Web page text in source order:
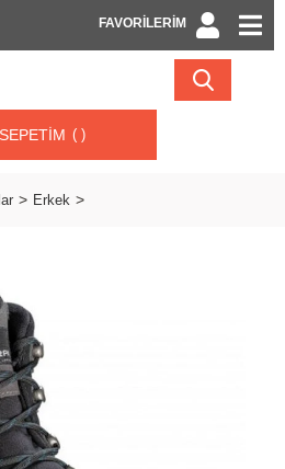
FAVORİLERİM
SEPETIM
Erkek